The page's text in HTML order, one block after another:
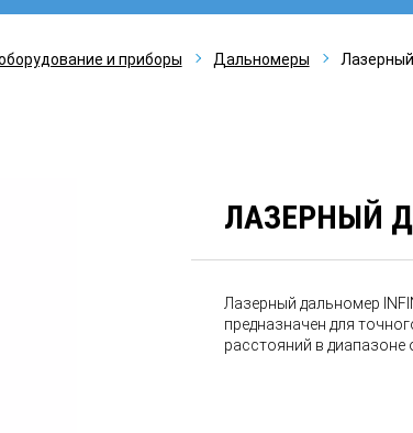
и приборы Дальномеры
ЛАЗЕРНЫЙ
Лазерный дальномер
предназначен для
расстояний в диапазоне